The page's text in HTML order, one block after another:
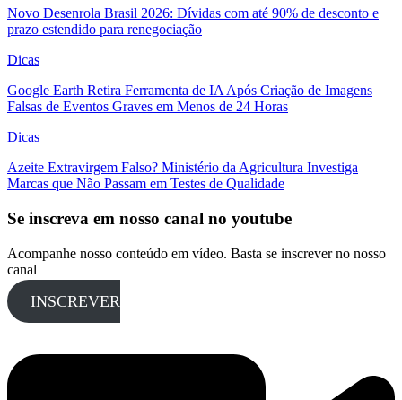
Novo Desenrola Brasil 2026: Dívidas com até 90% de desconto e
prazo estendido para renegociação
Dicas
Google Earth Retira Ferramenta de IA Após Criação de Imagens
Falsas de Eventos Graves em Menos de 24 Horas
Dicas
Azeite Extravirgem Falso? Ministério da Agricultura Investiga
Marcas que Não Passam em Testes de Qualidade
Se inscreva em nosso canal no youtube
Acompanhe nosso conteúdo em vídeo. Basta se inscrever no nosso
canal
INSCREVER